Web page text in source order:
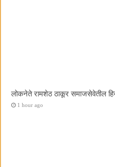
लोकनेते रामशेठ ठाकूर समाजसेवेतील
1 hour ago